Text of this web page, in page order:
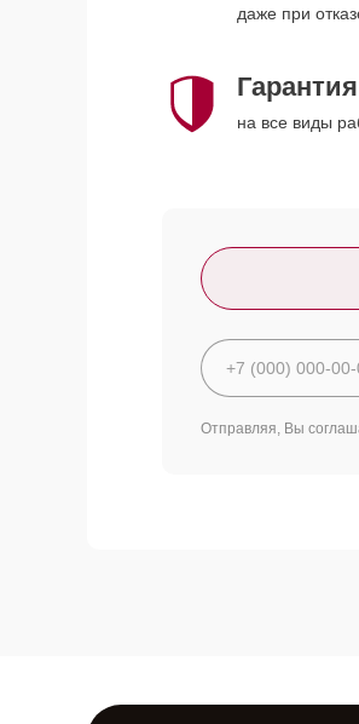
даже при
на все виды
Отправляя, Вы